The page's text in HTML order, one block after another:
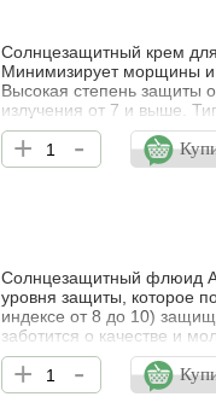
Солнцезащитный крем для
Минимизирует морщины и
Высокая степень защиты
излучения от 7 и выше.
Чувствительная,
+ -
Солнцезащитный флюид
уровня защиты, которое
индексе от 8 до 10)
заботится о качестве и
флюид Адаптасан
покрытием. Устойчиво к
кожи. Доказанная
+ -